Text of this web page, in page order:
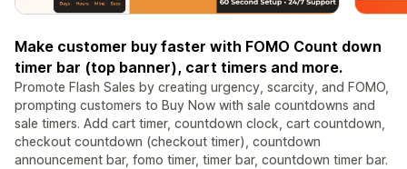
Make customer buy faster with FOMO Count down
timer bar (top banner), cart timers and more.
Promote Flash Sales by creating urgency, scarcity, and FOMO,
prompting customers to Buy Now with sale countdowns and
sale timers. Add cart timer, countdown clock, cart countdown,
checkout countdown (checkout timer), countdown
announcement bar, fomo timer, timer bar, countdown timer bar.